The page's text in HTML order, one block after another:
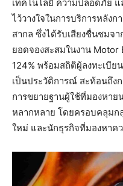
เทคโนโลยี ความปลอดภัย
ไว้วางใจในการบริการหลัง
สากล ซึ่งได้รับเสียงชื่นชมจา
ยอดจองสะสมในงาน
124% พร้อมสถิติผู้ลงทะเบี
เป็นประวัติการณ์ สะท้อนถึง
การขยายฐานผู้ใช้ที่มองหา
หลากหลาย โดยครอบคลุมก
ใหม่ และนักธุรกิจที่มองหาค